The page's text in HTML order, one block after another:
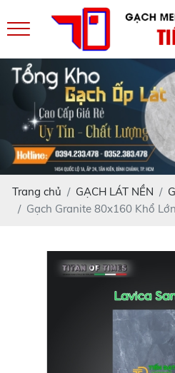
Trang chủ GẠCH LÁT NỀN
Gạch Granite 80x160 Khổ